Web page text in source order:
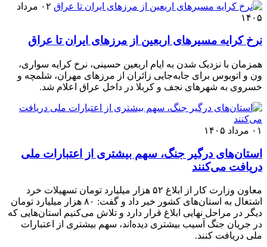
۰۲ مرداد
۱۴۰۵
نرخ کرایه مسیرهای اربعین از مرزهای ایران تا عراق
همزمان با نزدیک شدن به ایام اربعین حسینی، نرخ کرایه سواری،
ون و اتوبوس برای جابه‌جایی زائران از مرزهای مهران، شلمچه و
خسروی به شهرهای نجف و کربلا در داخل عراق اعلام شد.
۰۱ مرداد ۱۴۰۵
استان‌های درگیر جنگ، سهم بیشتری از اعتبارات ملی
دریافت می‌کنند
معاون وزارت کار از ابلاغ ۵۲ هزار میلیارد تومان تسهیلات خرد
اشتغال به استان‌های کشور خبر داد و گفت: ۸۰ هزار میلیارد تومان
دیگر در مراحل نهایی ابلاغ قرار دارد و تلاش می‌کنیم استان‌هایی که
در جریان جنگ آسیب بیشتری دیده‌اند، سهم بیشتری از اعتبارات
ملی دریافت کنند.